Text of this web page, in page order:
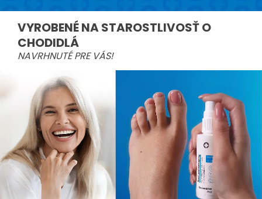
VYROBENÉ NA STAROSTLIVOSŤ O
CHODIDLÁ
NAVRHNUTÉ PRE VÁS!